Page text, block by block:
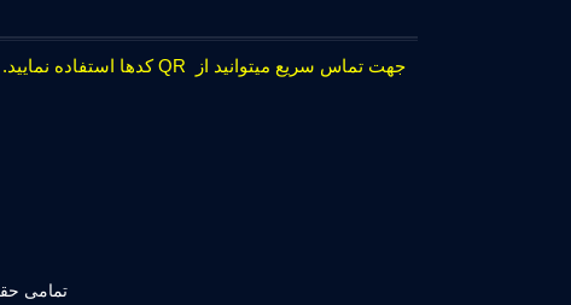
جهت تماس سریع میتوانید از QR کدها استفاده نمایید.
تمامی